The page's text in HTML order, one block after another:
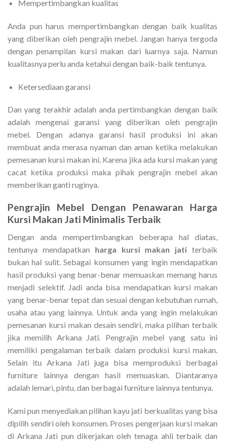
Mempertimbangkan kualitas
Anda pun harus mempertimbangkan dengan baik kualitas
yang diberikan oleh pengrajin mebel. Jangan hanya tergoda
dengan penampilan kursi makan dari luarnya saja. Namun
kualitasnya perlu anda ketahui dengan baik-baik tentunya.
Ketersediaan garansi
Dan yang terakhir adalah anda pertimbangkan dengan baik
adalah mengenai garansi yang diberikan oleh pengrajin
mebel. Dengan adanya garansi hasil produksi ini akan
membuat anda merasa nyaman dan aman ketika melakukan
pemesanan kursi makan ini. Karena jika ada kursi makan yang
cacat ketika produksi maka pihak pengrajin mebel akan
memberikan ganti ruginya.
Pengrajin Mebel Dengan Penawaran Harga
Kursi Makan Jati Minimalis Terbaik
Dengan anda mempertimbangkan beberapa hal diatas,
tentunya mendapatkan harga kursi makan jati terbaik
bukan hal sulit. Sebagai konsumen yang ingin mendapatkan
hasil produksi yang benar-benar memuaskan memang harus
menjadi selektif. Jadi anda bisa mendapatkan kursi makan
yang benar-benar tepat dan sesuai dengan kebutuhan rumah,
usaha atau yang lainnya. Untuk anda yang ingin melakukan
pemesanan kursi makan desain sendiri, maka pilihan terbaik
jika memilih Arkana Jati. Pengrajin mebel yang satu ini
memiliki pengalaman terbaik dalam produksi kursi makan.
Selain itu Arkana Jati juga bisa memproduksi berbagai
furniture lainnya dengan hasil memuaskan. Diantaranya
adalah lemari, pintu, dan berbagai furniture lainnya tentunya.
Kami pun menyediakan pilihan kayu jati berkualitas yang bisa
dipilih sendiri oleh konsumen. Proses pengerjaan kursi makan
di Arkana Jati pun dikerjakan oleh tenaga ahli terbaik dan